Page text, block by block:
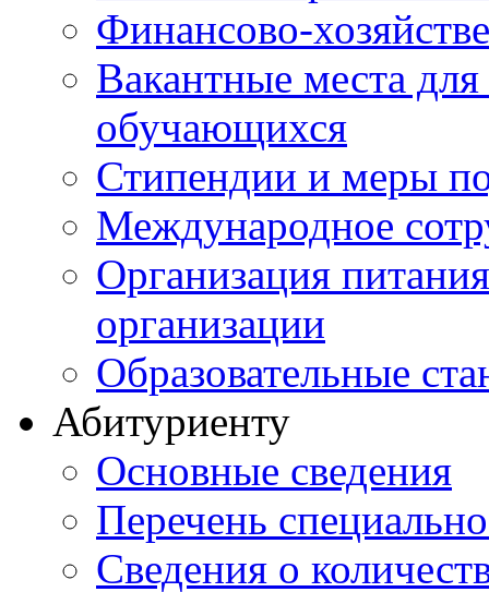
Финансово-
Вакантные места
обучающихся
Стипендии и меры
Международное
Организация
организации
Образовательные
Абитуриенту
Основные сведения
Перечень
Cведения о